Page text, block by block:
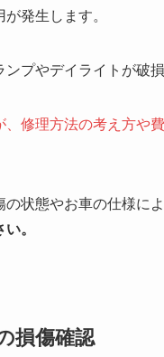
発生します。
プやデイライトが破
修理方法の考え方や
状態やお車の仕様に
。
損傷確認